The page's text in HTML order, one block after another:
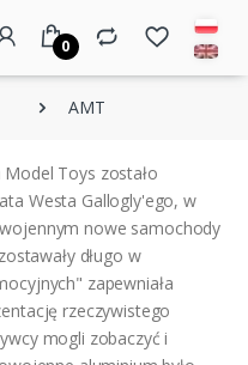
0
AMT
Toys zostało
Westa Gallogly'ego, w
nowe samochody
długo w
zapewniała
rzeczywistego
mogli zobaczyć i